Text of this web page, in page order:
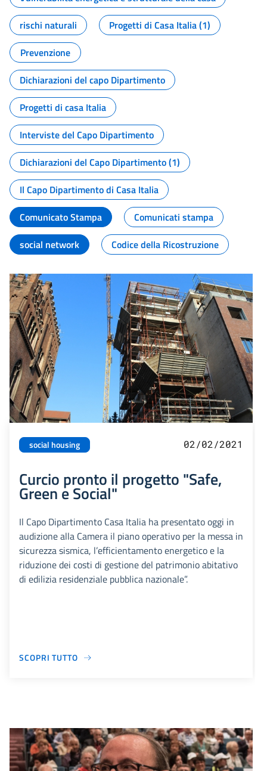
rischi naturali
Progetti di Casa Italia (1)
Prevenzione
Dichiarazioni del capo Dipartimento
Progetti di casa Italia
Interviste del Capo Dipartimento
Dichiarazioni del Capo Dipartimento (1)
Il Capo Dipartimento di Casa Italia
Comunicato Stampa
Comunicati stampa
social network
Codice della Ricostruzione
social housing 02/02/2021
Curcio pronto il progetto "Safe,
Green e Social"
Il Capo Dipartimento Casa Italia ha presentato oggi in
audizione alla Camera il piano operativo per la messa in
sicurezza sismica, l’efficientamento energetico e la
riduzione dei costi di gestione del patrimonio abitativo
di edilizia residenziale pubblica nazionale”.
SCOPRI TUTTO